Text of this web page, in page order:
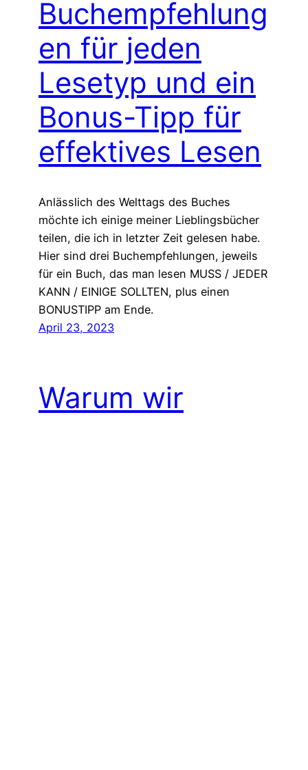
Buchempfehlung
en für jeden
Lesetyp und ein
Bonus-Tipp für
effektives Lesen
Anlässlich des Welttags des Buches
möchte ich einige meiner Lieblingsbücher
teilen, die ich in letzter Zeit gelesen habe.
Hier sind drei Buchempfehlungen, jeweils
für ein Buch, das man lesen MUSS / JEDER
KANN / EINIGE SOLLTEN, plus einen
BONUSTIPP am Ende.
April 23, 2023
Warum wir